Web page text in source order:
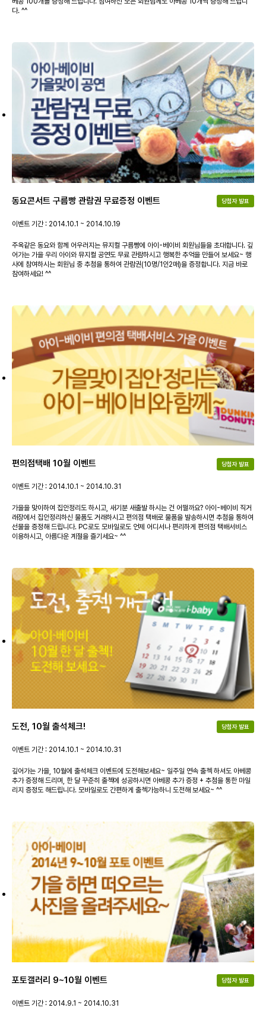
다. ^^
동요콘서트 구름빵 관람권 무료증정 이벤트 당첨자 발표
이벤트 기간 : 2014.10.1 ~ 2014.10.19
주옥같은 동요와 함께 어우러지는 뮤지컬 구름빵에 아이-베이비 회원님들을 초대합니다. 깊
어가는 가을 우리 아이와 뮤지컬 공연도 무료 관람하시고 행복한 추억을 만들어 보세요~ 행
사에 참여하시는 회원님 중 추첨을 통하여 관람권(10명/1인2매)을 증정합니다. 지금 바로
참여하세요! ^^
편의점택배 10월 이벤트 당첨자 발표
이벤트 기간 : 2014.10.1 ~ 2014.10.31
가을을 맞이하여 집안정리도 하시고, 새기분 새출발 하시는 건 어떨까요? 아이-베이비 직거
래장에서 집안정리하신 물품도 거래하시고 편의점 택배로 물품을 발송하시면 추첨을 통하여
선물을 증정해 드립니다. PC로도 모바일로도 언제 어디서나 편리하게 편의점 택배서비스
이용하시고, 아름다운 계절을 즐기세요~ ^^
도전, 10월 출석체크! 당첨자 발표
이벤트 기간 : 2014.10.1 ~ 2014.10.31
깊어가는 가을, 10월에 출석체크 이벤트에 도전해보세요~ 일주일 연속 출첵 하셔도 아베콩
추가 증정해 드리며, 한 달 꾸준히 출첵에 성공하시면 아베콩 추가 증정 + 추첨을 통한 마일
리지 증정도 해드립니다. 모바일로도 간편하게 출첵가능하니 도전해 보세요~ ^^
포토갤러리 9~10월 이벤트 당첨자 발표
이벤트 기간 : 2014.9.1 ~ 2014.10.31